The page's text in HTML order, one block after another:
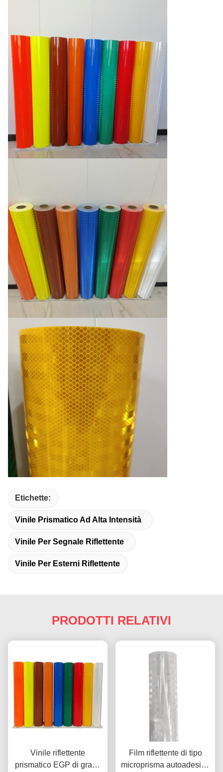
Etichette:
Vinile Prismatico Ad Alta Intensità
Vinile Per Segnale Riflettente
Vinile Per Esterni Riflettente
PRODOTTI RELATIVI
Vinile riflettente
prismatico EGP di grado
Film riflettente di tipo
microprisma autoadesivo